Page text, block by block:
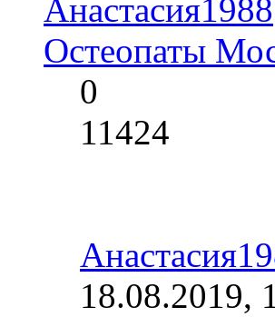
Анастасия1988
Остеопаты
0
11424
18.08.2019,